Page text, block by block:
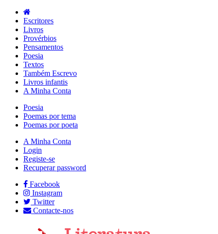
Escritores
Livros
Provérbios
Pensamentos
Poesia
Textos
Também Escrevo
Livros infantis
A Minha Conta
Poesia
Poemas por tema
Poemas por poeta
A Minha Conta
Login
Registe-se
Recuperar password
Facebook
Instagram
Twitter
Contacte-nos